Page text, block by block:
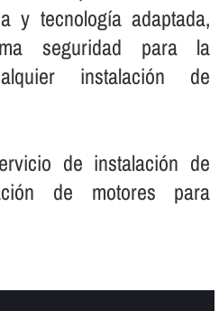
y tecnologí­a adaptada,
seguridad para la
instalación de
de instalación de
de motores para